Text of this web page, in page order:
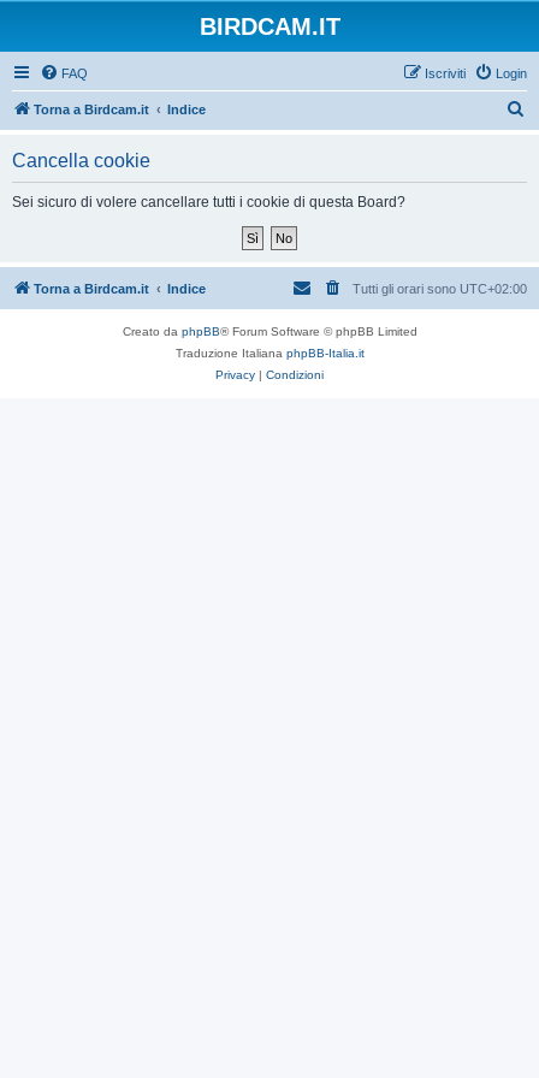
BIRDCAM.IT
FAQ Login
Iscriviti
Torna a Birdcam.it Indice
Cancella cookie
Sei sicuro di volere cancellare tutti i cookie di questa Board?
Torna a Birdcam.it Indice Tutti gli orari sono UTC+02:00
Creato da phpBB® Forum Software © phpBB Limited
Traduzione Italiana phpBB-Italia.it
Privacy | Condizioni